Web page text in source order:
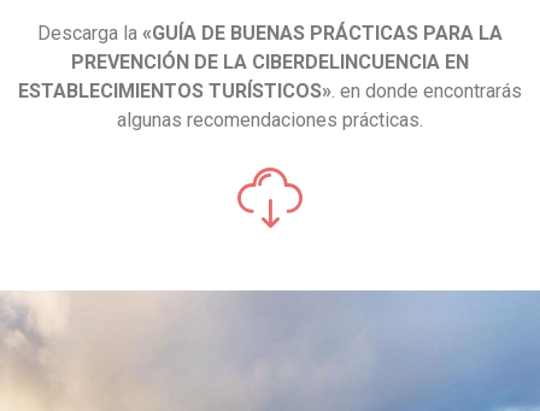
Descarga la «GUÍA DE BUENAS PRÁCTICAS PARA LA
PREVENCIÓN DE LA CIBERDELINCUENCIA EN
ESTABLECIMIENTOS TURÍSTICOS» . en donde encontrarás
algunas recomendaciones prácticas.